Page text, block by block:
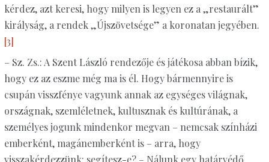
kérdez, azt keresi, hogy milyen is legyen ez a „restaurált”
királyság, a rendek „Újszövetsége” a koronatan jegyében.
[3]
– Sz. Zs.: A Szent László rendezője és játékosa abban bízik,
hogy ez az eszme még ma is él. Hogy bármennyire is
csupán visszfénye vagyunk annak az egységes világnak,
országnak, szemléletnek, kultusznak és kultúrának, a
személyes jogunk mindenkor megvan – nemcsak színházi
emberként, magánemberként is – arra, hogy